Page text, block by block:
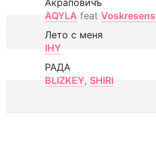
Акраповичъ
AQYLA feat
Лето с меня
IHY
РАДА
BLIZKEY, SHIRI